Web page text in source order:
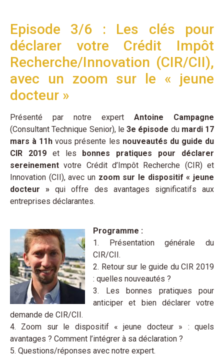
Episode 3/6 : Les clés pour
déclarer votre Crédit Impôt
Recherche/Innovation (CIR/CII),
avec un zoom sur le « jeune
docteur »
Présenté par notre expert Antoine Campagne
(Consultant Technique Senior), le3e épisode du mardi 17
mars à 11h vous présente les nouveautés du guide du
CIR 2019et les
bonnes pratiques pour déclarer
sereinement votre Crédit d’Impôt Recherche (CIR) et
Innovation (CII), avec un zoom sur le dispositif « jeune
docteur » qui offre des avantages significatifs aux
entreprises déclarantes.
Programme :
1. Présentation générale du
CIR/CII.
2. Retour sur le guide du CIR 2019
: quelles nouveautés ?
3. Les bonnes pratiques pour
anticiper et bien déclarer votre
demande de CIR/CII.
4. Zoom sur le dispositif « jeune docteur » : quels
avantages ? Comment l’intégrer à sa déclaration ?
5. Questions/réponses avec notre expert.